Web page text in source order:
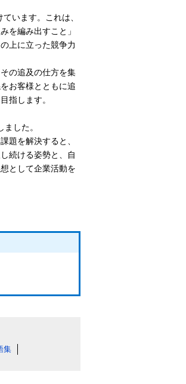
います。これは、
を編み出すこと」
上に立った競争力
の追及の仕方を集
お客様とともに追
指します。
した。
題を解決すると、
続ける姿勢と、自
として企業活動を
集